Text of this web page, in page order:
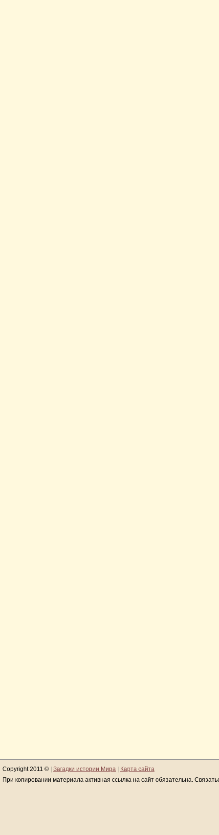
Copyright 2011 © | Загадки истории Мира
Карта сайта
При копировании материала активная ссылка на сайт обязательна.